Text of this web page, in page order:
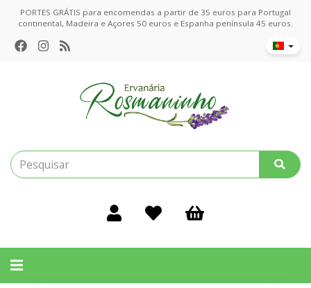
PORTES GRÁTIS para encomendas a partir de 35 euros para Portugal
continental, Madeira e Açores 50 euros e Espanha península 45 euros.
Alternar